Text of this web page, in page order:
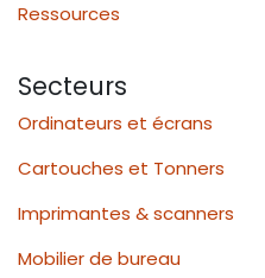
Ressources
Secteurs
Ordinateurs et écrans
Cartouches et Tonners
Imprimantes & scanners
Mobilier de bureau